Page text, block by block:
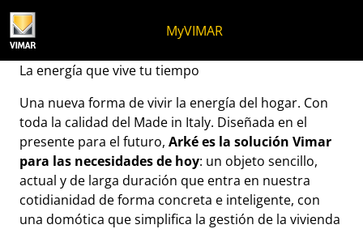
MyVIMAR
Nace Arké.
La energía que vive tu tiempo
Una nueva forma de vivir la energía del hogar. Con
toda la calidad del Made in Italy. Diseñada en el
presente para el futuro, Arké es la solución Vimar
para las necesidades de hoy: un objeto sencillo,
actual y de larga duración que entra en nuestra
cotidianidad de forma concreta e inteligente, con
una domótica que simplifica la gestión de la vivienda